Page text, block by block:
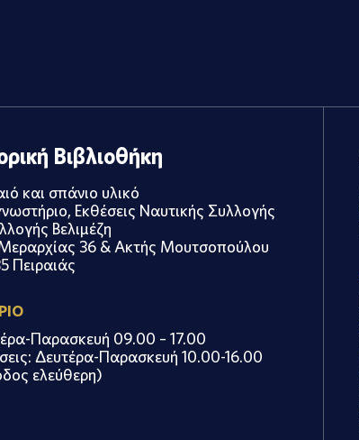
Βιβλιοθήκη
και σπάνιο υλικό
Εκθέσεις Ναυτικής Συλλογής
Βελιμέζη
36 & Ακτής Μουτσοπούλου
Πειραιάς
Παρασκευή 09.00 – 17.00
Δευτέρα-Παρασκευή 10.00-16.00
ελεύθερη)